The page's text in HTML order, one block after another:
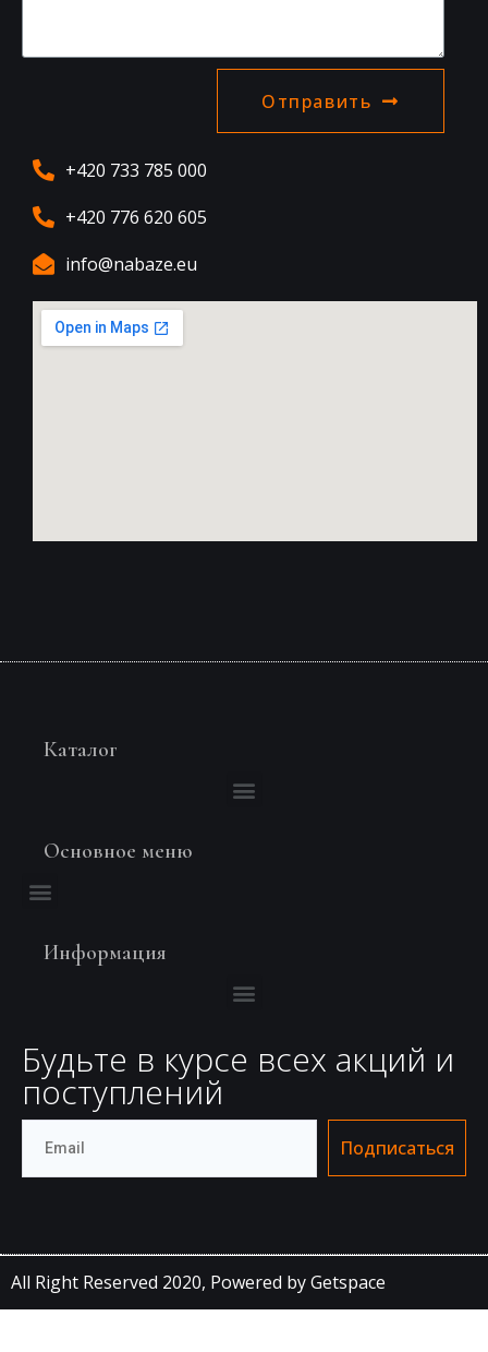
Отправить
+420 733 785 000
+420 776 620 605
info@nabaze.eu
Каталог
Основное меню
Информация
Будьте в курсе всех акций и
поступлений
Подписаться
All Right Reserved 2020, Powered by Getspace